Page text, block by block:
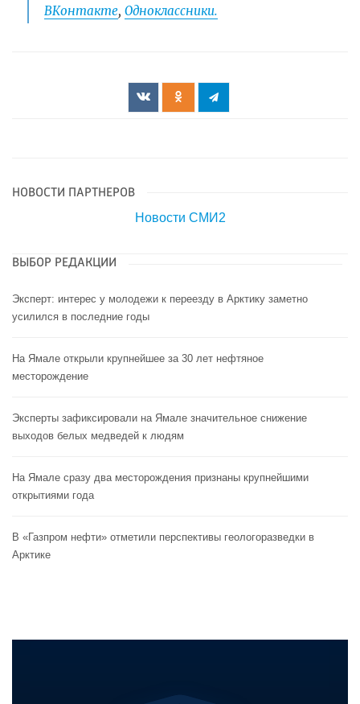
ВКонтакте, Одноклассники.
НОВОСТИ ПАРТНЕРОВ
Новости СМИ2
ВЫБОР РЕДАКЦИИ
Эксперт: интерес у молодежи к переезду в Арктику заметно
усилился в последние годы
На Ямале открыли крупнейшее за 30 лет нефтяное
месторождение
Эксперты зафиксировали на Ямале значительное снижение
выходов белых медведей к людям
На Ямале сразу два месторождения признаны крупнейшими
открытиями года
В «Газпром нефти» отметили перспективы геологоразведки в
Арктике